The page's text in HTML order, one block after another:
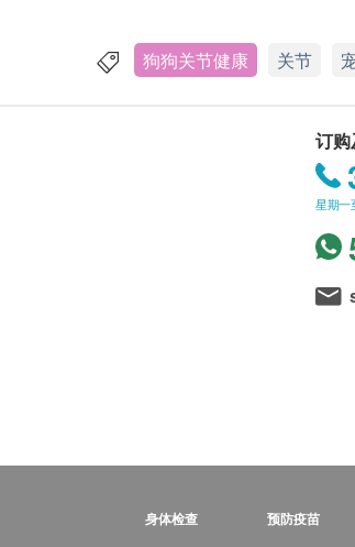
狗狗关节健康 关节
订
星期一
身体检查 预防疫苗